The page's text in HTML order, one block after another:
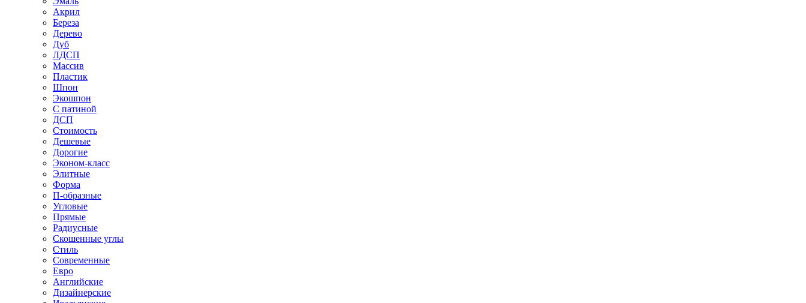
Акрил
Береза
Дерево
Дуб
ЛДСП
Массив
Пластик
Шпон
Экошпон
С патиной
ДСП
Стоимость
Дешевые
Дорогие
Эконом-класс
Элитные
Форма
П-образные
Угловые
Прямые
Радиусные
Скошенные углы
Стиль
Современные
Евро
Английские
Дизайнерские